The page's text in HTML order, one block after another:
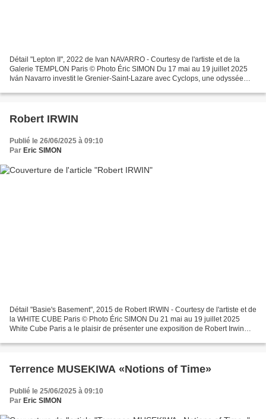
Détail "Lepton II", 2022 de Ivan NAVARRO - Courtesy de l'artiste et de la
Galerie TEMPLON Paris © Photo Éric SIMON Du 17 mai au 19 juillet 2025
Iván Navarro investit le Grenier-Saint-Lazare avec Cyclops, une odyssée
Robert IRWIN
Publié le 26/06/2025 à 09:10
Par Eric SIMON
Détail "Basie's Basement", 2015 de Robert IRWIN - Courtesy de l'artiste et de
la WHITE CUBE Paris © Photo Éric SIMON Du 21 mai au 19 juillet 2025
White Cube Paris a le plaisir de présenter une exposition de Robert Irwin
Terrence MUSEKIWA «Notions of Time»
Publié le 25/06/2025 à 09:10
Par Eric SIMON